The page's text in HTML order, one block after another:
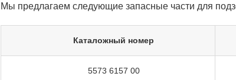
Мы предлагаем следующие запасные части для
Каталожный номер
5573 6157 00